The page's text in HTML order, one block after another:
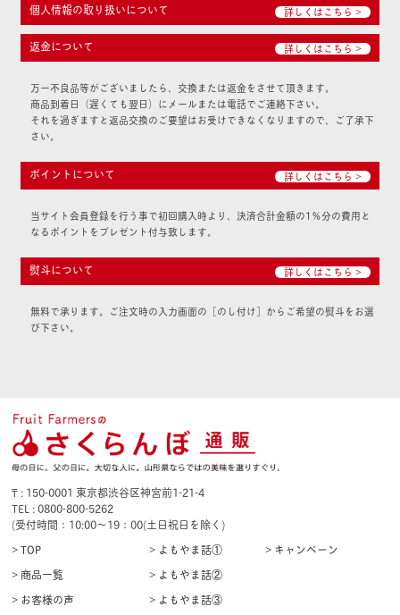
個人情報の取り扱いについて 詳しくはこちら >
返金について 詳しくはこちら >
万一不良品等がございましたら、交換または返金をさせて頂きます。
商品到着日（遅くても翌日）にメールまたは電話でご連絡下さい。
それを過ぎますと返品交換のご要望はお受けできなくなりますので、ご了承下
さい。
ポイントについて 詳しくはこちら >
当サイト会員登録を行う事で初回購入時より、決済合計金額の1％分の費用と
なるポイントをプレゼント付与致します。
熨斗について 詳しくはこちら >
無料で承ります。ご注文時の入力画面の［のし付け］からご希望の熨斗をお選
び下さい。
₸ : 150-0001 東京都渋谷区神宮前1-21-4
TEL : 0800-800-5262
(受付時間：10:00〜19：00(土日祝日を除く)
> TOP
> 商品一覧
> お客様の声
> よもやま話①
> よもやま話②
> よもやま話③
> キャンペーン